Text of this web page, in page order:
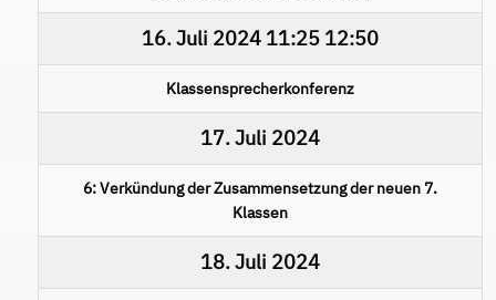
16. Juli 2024 11:25 12:50
Klassensprecherkonferenz
17. Juli 2024
6: Verkündung der Zusammensetzung der neuen 7.
Klassen
18. Juli 2024